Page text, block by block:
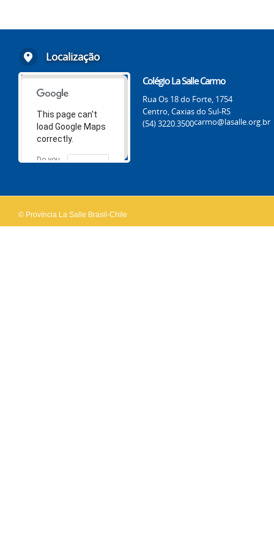
Localização
This page can't
load Google Maps
correctly.
Do you
OK
Colégio La Salle Carmo
Rua Os 18 do Forte, 1754
Centro, Caxias do Sul-RS
(54) 3220.3500carmo@lasalle.org.br
© Província La Salle Brasil-Chile